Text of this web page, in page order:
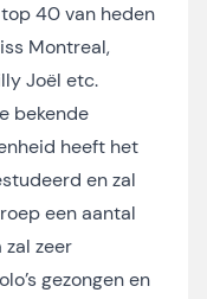
40 van heden
Montreal,
Joël etc.
bekende
heeft het
en zal
een aantal
zeer
gezongen en